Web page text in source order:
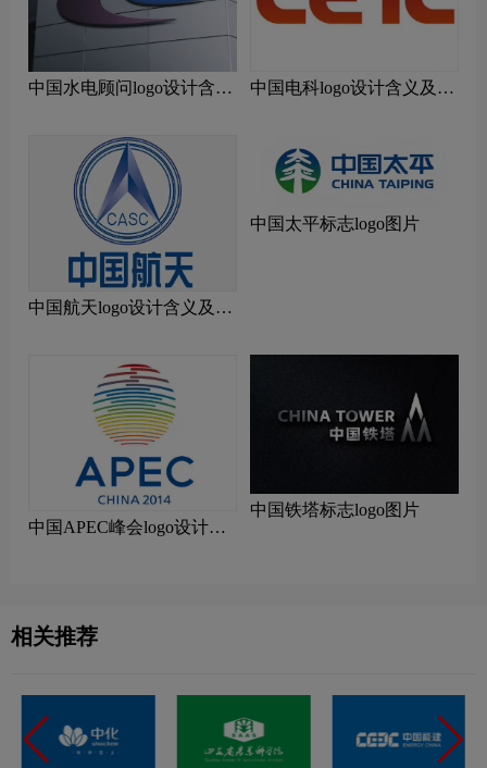
中国水电顾问logo设计含义
中国电科logo设计含义及设
中国航天logo设计含义及设
中国太平标志logo图片
中国APEC峰会logo设计含
中国铁塔标志logo图片
相关推荐